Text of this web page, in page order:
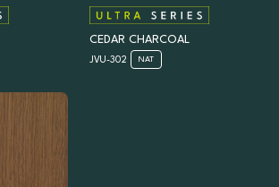
CEDAR CHARCOAL
JVU-302 NAT